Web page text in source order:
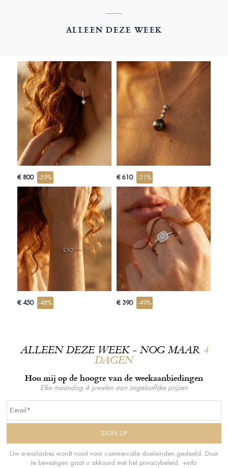
ALLEEN DEZE WEEK
€ 800 -59% € 610 -51%
€ 450 -48% € 390 -49%
ALLEEN DEZE WEEK - NOG MAAR 4
DAGEN
Hou mij op de hoogte van de weekaanbiedingen
Elke maandag 4 juwelen aan ongelooflijke prijzen
Uw e-mailadres wordt nooit voor commerciële doeleinden gedeeld. Door
te bevestigen gaat u akkoord met het privacybeleid. +info